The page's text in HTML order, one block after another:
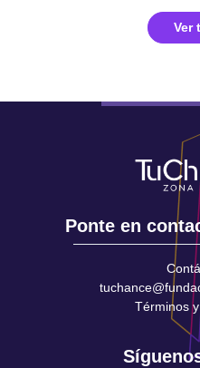
Ver
Ponte en
Términos